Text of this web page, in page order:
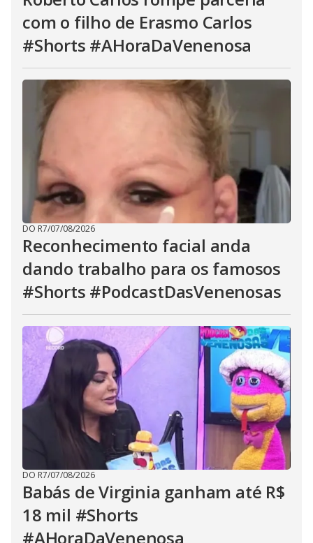
com o filho de Erasmo Carlos
#Shorts #AHoraDaVenenosa
DO R7/07/08/2026
Reconhecimento facial anda
dando trabalho para os famosos
#Shorts #PodcastDasVenenosas
DO R7/07/08/2026
Babás de Virginia ganham até R$
18 mil #Shorts
#AHoraDaVenenosa